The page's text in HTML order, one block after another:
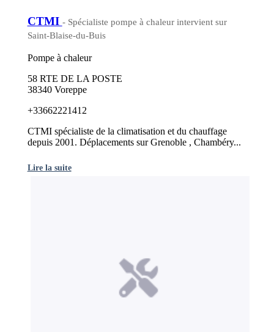
CTMI - Spécialiste pompe à chaleur intervient sur
Saint-Blaise-du-Buis
Pompe à chaleur
58 RTE DE LA POSTE
38340 Voreppe
+33662221412
CTMI spécialiste de la climatisation et du chauffage
depuis 2001. Déplacements sur Grenoble , Chambéry...
Lire la suite